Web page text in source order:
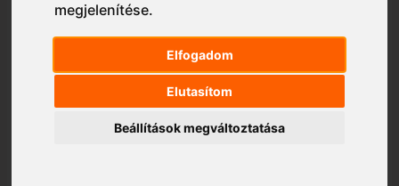
megjelenítése.
Elfogadom
Elutasítom
Beállítások megváltoztatása